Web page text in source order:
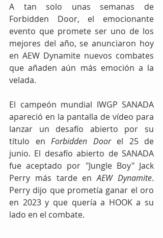
A tan solo unas semanas de
Forbidden Door, el emocionante
evento que promete ser uno de los
mejores del año, se anunciaron hoy
en AEW Dynamite nuevos combates
que añaden aún más emoción a la
velada.
El campeón mundial IWGP SANADA
apareció en la pantalla de vídeo para
lanzar un desafío abierto por su
título en Forbidden Door el 25 de
junio. El desafío abierto de SANADA
fue aceptado por "Jungle Boy" Jack
Perry más tarde en AEW Dynamite.
Perry dijo que prometía ganar el oro
en 2023 y que quería a HOOK a su
lado en el combate.